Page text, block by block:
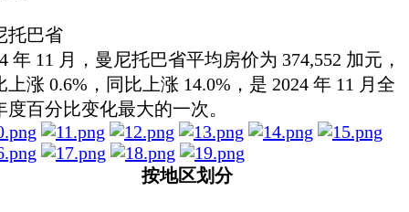
托巴省
年 11 月，曼尼托巴省平均房价为 374,552 加元，
上涨 0.6%，同比上涨 14.0%，是 2024 年 11 月全
度百分比变化最大的一次。
按地区划分